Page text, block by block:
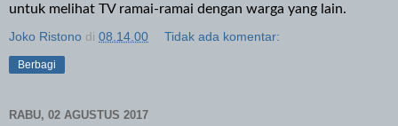
untuk melihat TV ramai-ramai dengan warga yang lain.
Joko Ristono di 08.14.00 Tidak ada komentar:
Berbagi
RABU, 02 AGUSTUS 2017